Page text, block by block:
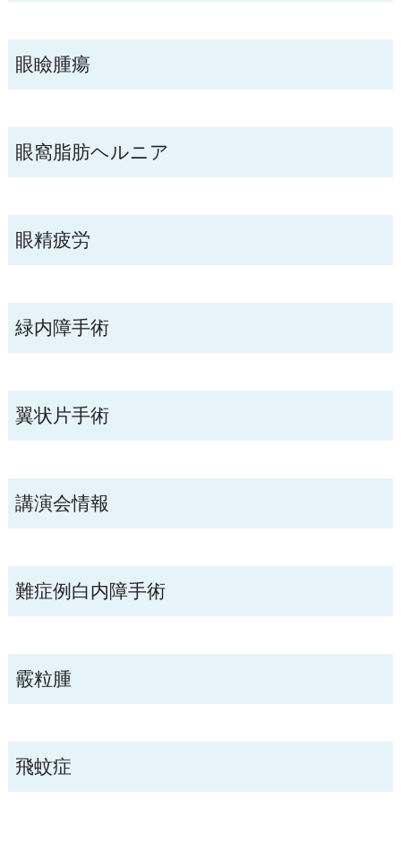
眼瞼腫瘍
眼窩脂肪ヘルニア
眼精疲労
緑内障手術
翼状片手術
講演会情報
難症例白内障手術
霰粒腫
飛蚊症